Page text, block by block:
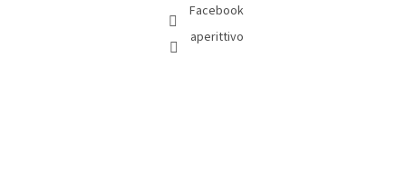
Facebook
aperittivo